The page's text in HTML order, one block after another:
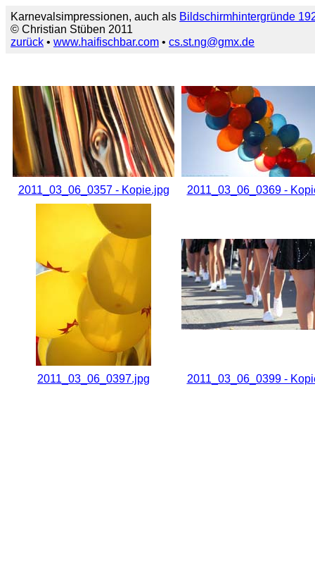
Karnevalsimpressionen, auch als Bildschirmhintergründe
© Christian Stüben 2011
zurück • www.haifischbar.com • cs.st.ng@gmx.de
2011_03_06_0357 - Kopie.jpg 2011_03_06_0369 -
2011_03_06_0397.jpg 2011_03_06_0399 -